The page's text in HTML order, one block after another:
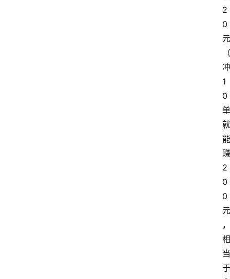
2
0
元
（
冲
1
0
单
就
能
赚
2
0
0
元
，
相
当
于